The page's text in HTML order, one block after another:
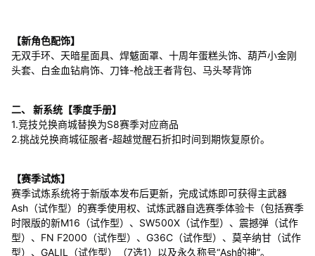
【新角色配饰】
无双手环、天暗星面具、焊魃面罩、十周年蛋糕头饰、葫芦小金刚
头套、白金血钻肩饰、刀锋-枪战王者背包、马头琴背饰
二、 新系统【季度手册】
1.竞技兑换商城替换为S8赛季对应商品
2.挑战兑换商城征服者-超越觉醒石折扣时间到期恢复原价。
【赛季试炼】
赛季试炼系统将于新版本发布后更新，完成试炼即可获得主武器
Ash（试作型）的赛季使用权、试炼武器自选赛季体验卡（包括赛季
时限版的新M16（试作型）、SW500X（试作型）、震撼弹（试作
型）、FN F2000（试作型）、G36C（试作型）、莫辛纳甘（试作
型）、GALIL（试作型）（7选1）以及永久称号“Ash的神”。